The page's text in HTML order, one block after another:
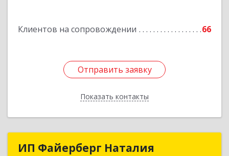
Клиентов на сопровождении 66
Отправить заявку
Показать контакты
Отправить заявку
Назад
ИП Файерберг Наталия
ИП Файерберг Наталия